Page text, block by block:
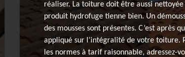
réaliser. La toiture doit être aussi
produit hydrofuge tienne bien. Un
des mousses sont présentes. C’est après
appliqué sur l’intégralité de votre toiture.
les normes à tarif raisonnable, adressez-